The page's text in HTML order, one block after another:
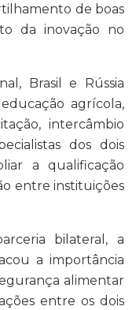
de boas
da inovação no
Brasil e Rússia
agrícola,
intercâmbio
dos dois
a qualificação
entre instituições
bilateral, a
a importância
alimentar
entre os dois